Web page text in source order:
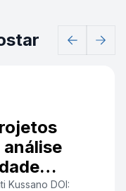
Kussano DOI: